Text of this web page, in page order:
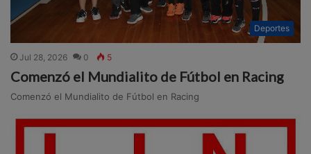
Deportes
Jul 28, 2026 0 5
Comenzó el Mundialito de Fútbol en Racing
Comenzó el Mundialito de Fútbol en Racing